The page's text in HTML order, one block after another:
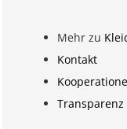
Mehr zu
Kontakt
Transparenz